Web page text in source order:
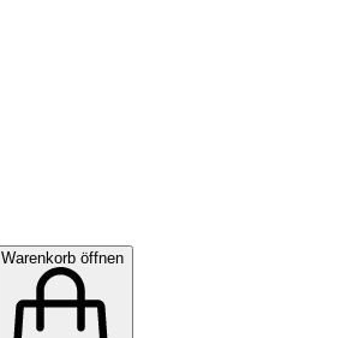
Warenkorb öffnen